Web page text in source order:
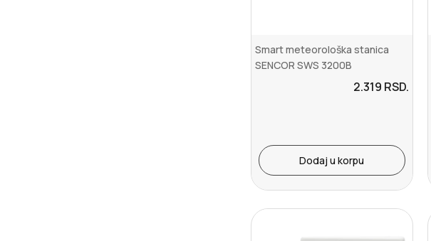
Smart meteorološka stanica
SENCOR SWS 3200B
2.319 RSD.
Dodaj u korpu